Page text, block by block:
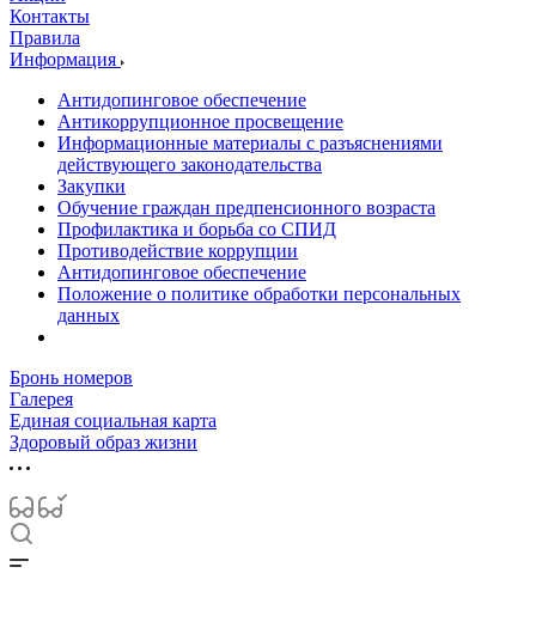
Контакты
Правила
Информация
Антидопинговое обеспечение
Антикоррупционное просвещение
Информационные материалы с разъяснениями
действующего законодательства
Закупки
Обучение граждан предпенсионного возраста
Профилактика и борьба со СПИД
Противодействие коррупции
Антидопинговое обеспечение
Положение о политике обработки персональных
данных
Бронь номеров
Галерея
Единая социальная карта
Здоровый образ жизни